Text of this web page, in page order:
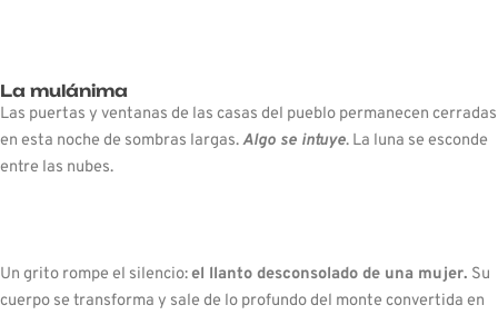
La mulánima
Las puertas y ventanas de las casas del pueblo permanecen cerradas
en esta noche de sombras largas.Algo se intuye. La luna se esconde
entre las nubes.
Un grito rompe el silencio:el llanto desconsolado de una mujer. Su
cuerpo se transforma y sale de lo profundo del monte convertida en